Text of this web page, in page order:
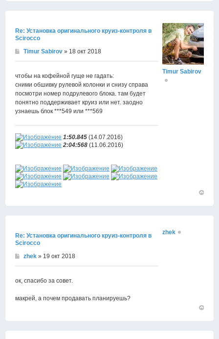
Re: Установка оригинального круиз-контроля в
Scirocco
Timur Sabirov » 18 окт 2018
чтобы на кофейной гуще не гадать:
сними обшивку рулевой колонки и снизу справа
посмотри номер подрулевого блока. там будет
понятно поддерживает круиз или нет. заодно
узнаешь блок ***549 или ***569
1:50.845 (14.07.2016)
2:04:568 (11.06.2016)
Timur Sabirov
Re: Установка оригинального круиз-контроля в
Scirocco
zhek » 19 окт 2018
ок, спасибо за совет.
макрей, а почем продавать планируешь?
zhek